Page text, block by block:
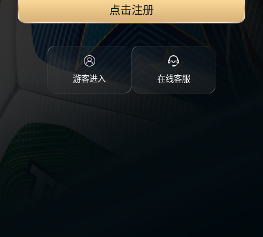
点击注册
游客进入 在线客服